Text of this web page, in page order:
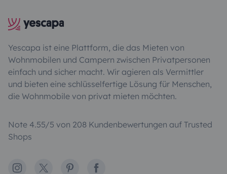
Yescapa ist eine Plattform, die das Mieten von
Wohnmobilen und Campern zwischen Privatpersonen
einfach und sicher macht. Wir agieren als Vermittler
und bieten eine schlüsselfertige Lösung für Menschen,
die Wohnmobile von privat mieten möchten.
Note 4.55/5 von 208 Kundenbewertungen auf Trusted
Shops
Instagram
X PinterestFacebook